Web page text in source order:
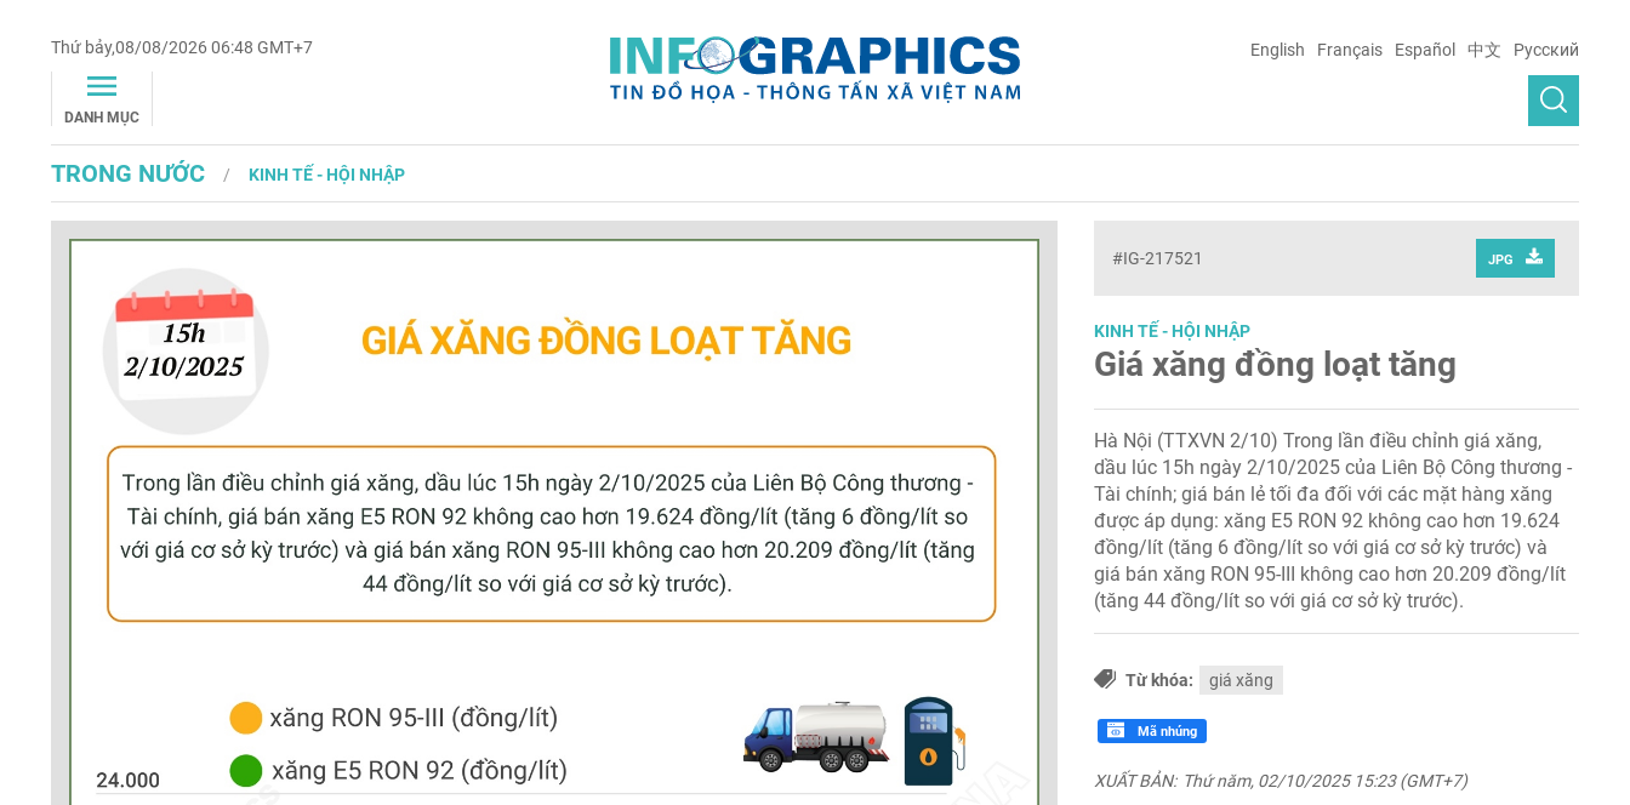
Thứ bảy,08/08/2026 06:48 GMT+7
DANH MỤC
English Français Español 中文 Русский
TRONG NƯỚC KINH TẾ - HỘI NHẬP
#IG-217521 JPG
KINH TẾ - HỘI NHẬP
Giá xăng đồng loạt tăng
Hà Nội (TTXVN 2/10) Trong lần điều chỉnh giá xăng,
dầu lúc 15h ngày 2/10/2025 của Liên Bộ Công thương -
Tài chính; giá bán lẻ tối đa đối với các mặt hàng xăng
được áp dụng: xăng E5 RON 92 không cao hơn 19.624
đồng/lít (tăng 6 đồng/lít so với giá cơ sở kỳ trước) và
giá bán xăng RON 95-III không cao hơn 20.209 đồng/lít
(tăng 44 đồng/lít so với giá cơ sở kỳ trước).
Từ khóa: giá xăng
Mã nhúng
XUẤT BẢN: Thứ năm, 02/10/2025 15:23 (GMT+7)